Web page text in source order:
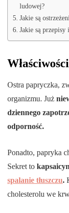
ludowej?
Jakie są
Jakie są
Ostra papryczka,
organizmu. Już
dziennego
odporność.
Ponadto, papryka
Sekret to
spalanie tłuszczu.
cholesterolu we